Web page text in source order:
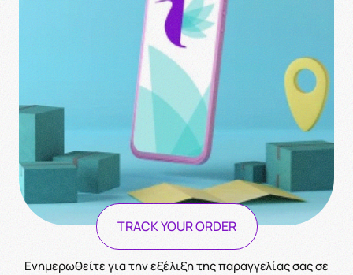
TRACK YOUR ORDER
Ενημερωθείτε για την εξέλιξη της παραγγελίας σας σε